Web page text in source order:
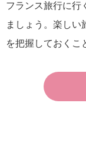
フランス旅行に行
ましょう。楽しい
を把握しておくこ